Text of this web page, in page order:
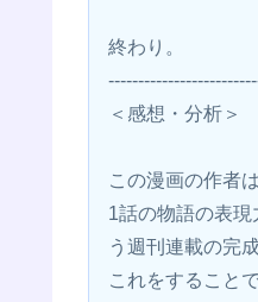
終わり。
＜感想・分析＞
この漫画の作者
1話の物語の表
う週刊連載の完
これをすること